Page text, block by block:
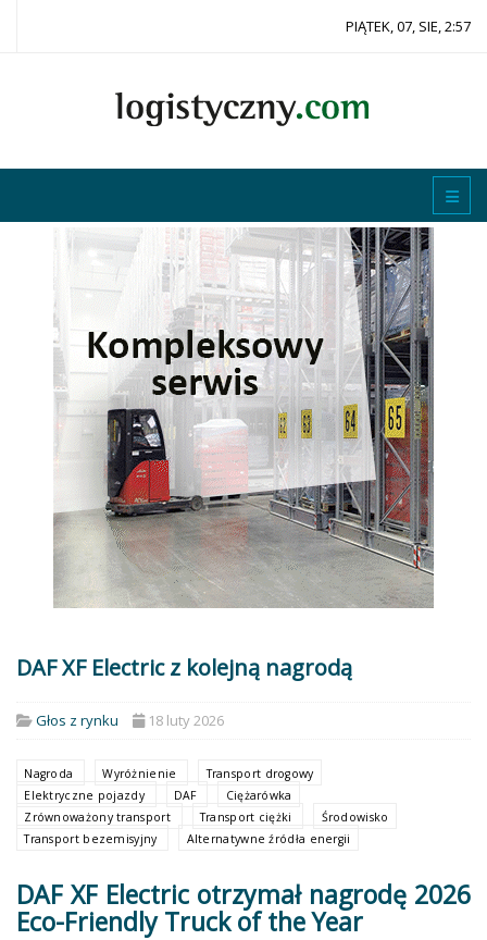
PIĄTEK, 07, SIE, 2:57
DAF XF Electric z kolejną nagrodą
Głos z rynku 18 luty 2026
Nagroda Wyróżnienie
Transport drogowy
Elektryczne pojazdy
DAF
Ciężarówka
Zrównoważony transport
Transport ciężki
Środowisko
Transport bezemisyjny
Alternatywne źródła energii
DAF XF Electric otrzymał nagrodę 2026
Eco-Friendly Truck of the Year